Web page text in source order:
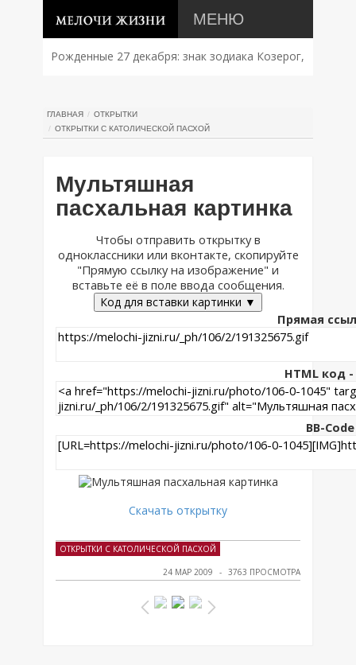
МЕНЮ
Рожденные 27 декабря: знак зодиака Козерог,
ГЛАВНАЯ
ОТКРЫТКИ
ОТКРЫТКИ С КАТОЛИЧЕСКОЙ ПАСХОЙ
Мультяшная
пасхальная картинка
Чтобы отправить открытку в
одноклассники или вконтакте, скопируйте
"Прямую ссылку на изображение" и
вставьте её в поле ввода сообщения.
Код для вставки картинки ▼
Прямая
HTML код
BB-
Скачать открытку
ОТКРЫТКИ С КАТОЛИЧЕСКОЙ ПАСХОЙ
24 МАР 2009 3763 ПРОСМОТРА